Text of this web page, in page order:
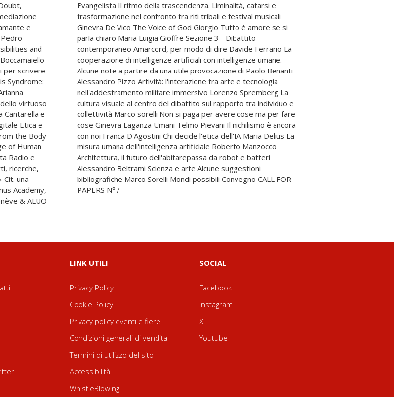
e
and
per scrivere
Syndrome:
virtuoso
Cantarella e
Etica e
the Body
of Human
Radio e
ricerche,
Cit. una
Academy,
& ALUO
e
musicali
se si
Ferrario La
umane.
Benanti
tecnologia
La
individuo e
ma per fare
è ancora
Delius La
Manzocco
e batteri
FOR
PAPERS N°7
LINK UTILI
Privacy Policy
Cookie Policy
Privacy policy eventi e fiere
Condizioni generali di vendita
Termini di utilizzo del sito
Accessibilità
WhistleBlowing
SOCIAL
Facebook
Instagram
X
Youtube